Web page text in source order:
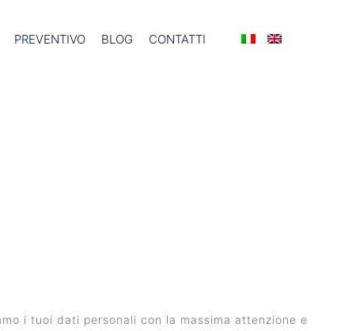
PREVENTIVO BLOG CONTATTI
i tuoi dati personali con la massima attenzione e